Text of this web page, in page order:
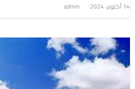
نُشر
14 أكتوبر، 2024 admin